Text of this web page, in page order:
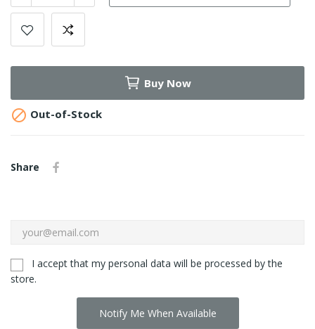
Buy Now
 Out-of-Stock
Share
I accept that my personal data will be processed by the
store.
Notify Me When Available